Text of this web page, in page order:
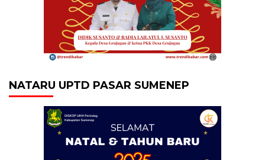
NATARU UPTD PASAR SUMENEP